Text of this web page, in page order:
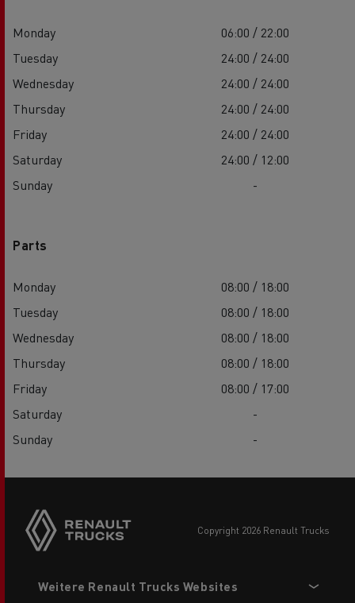
Monday
06:00 / 22:00
Tuesday
24:00 / 24:00
Wednesday
24:00 / 24:00
Thursday
24:00 / 24:00
Friday
24:00 / 24:00
Saturday
24:00 / 12:00
Sunday
-
Parts
Monday
08:00 / 18:00
Tuesday
08:00 / 18:00
Wednesday
08:00 / 18:00
Thursday
08:00 / 18:00
Friday
08:00 / 17:00
Saturday
-
Sunday
-
buttons
copyright 2026 Renault Trucks
menu
Weitere Renault Trucks Websites